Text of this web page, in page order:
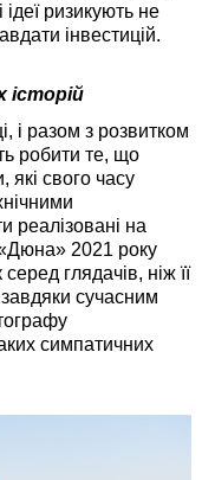
ідеї ризикують не
інвестицій.
історій
і разом з розвитком
робити те, що
свого часу
реалізовані на
2021 року
глядачів, ніж її
сучасним
симпатичних